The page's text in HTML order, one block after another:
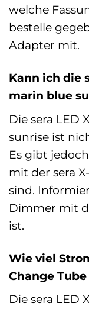
welche
bestelle
Adapter mit.
Kann ich die
marin blue
Die sera LED
sunrise ist
Es gibt
mit der sera
sind.
Dimmer mit
ist.
Wie viel
Change
Die sera LED